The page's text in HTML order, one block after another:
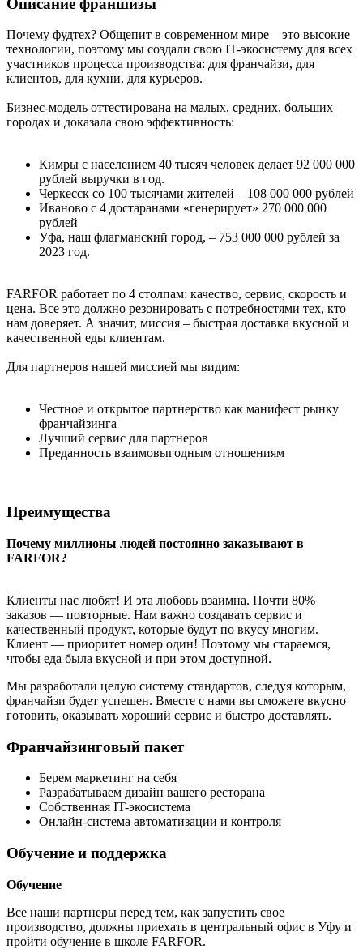
Почему фудтех? Общепит в современном мире – это высокие
технологии, поэтому мы создали свою IT-экосистему для всех
участников процесса производства: для франчайзи, для
клиентов, для кухни, для курьеров.
Бизнес-модель оттестирована на малых, средних, больших
городах и доказала свою эффективность:
Кимры с населением 40 тысяч человек делает 92 000 000
рублей выручки в год.
Черкесск со 100 тысячами жителей – 108 000 000 рублей
Иваново с 4 достаранами «генерирует» 270 000 000
рублей
Уфа, наш флагманский город, – 753 000 000 рублей за
2023 год.
FARFOR работает по 4 столпам: качество, сервис, скорость и
цена. Все это должно резонировать с потребностями тех, кто
нам доверяет. А значит, миссия – быстрая доставка вкусной и
качественной еды клиентам.
Для партнеров нашей миссией мы видим:
Честное и открытое партнерство как манифест рынку
франчайзинга
Лучший сервис для партнеров
Преданность взаимовыгодным отношениям
Преимущества
Почему миллионы людей постоянно заказывают в
FARFOR?
Клиенты нас любят! И эта любовь взаимна. Почти 80%
заказов — повторные. Нам важно создавать сервис и
качественный продукт, которые будут по вкусу многим.
Клиент — приоритет номер один! Поэтому мы стараемся,
чтобы еда была вкусной и при этом доступной.
Мы разработали целую систему стандартов, следуя которым,
франчайзи будет успешен. Вместе с нами вы сможете вкусно
готовить, оказывать хороший сервис и быстро доставлять.
Франчайзинговый пакет
Берем маркетинг на себя
Разрабатываем дизайн вашего ресторана
Собственная IT-экосистема
Онлайн-система автоматизации и контроля
Обучение и поддержка
Обучение
Все наши партнеры перед тем, как запустить свое
производство, должны приехать в центральный офис в Уфу и
пройти обучение в школе FARFOR.